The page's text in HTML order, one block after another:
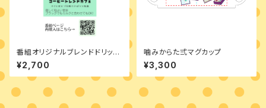
番組オリジナルブレンドドリップ
バッグ10個入り
¥2,700
噛みからた弍マグカップ
¥3,300